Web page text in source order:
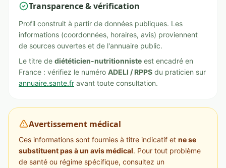
Transparence & vérification
Profil construit à partir de données publiques. Les
informations (coordonnées, horaires, avis) proviennent
de sources ouvertes et de l'annuaire public.
Le titre de diététicien-nutritionniste est encadré en
France : vérifiez le numéro ADELI / RPPS du praticien sur
annuaire.sante.fr avant toute consultation.
Avertissement médical
Ces informations sont fournies à titre indicatif et ne se
substituent pas à un avis médical. Pour tout problème
de santé ou régime spécifique, consultez un